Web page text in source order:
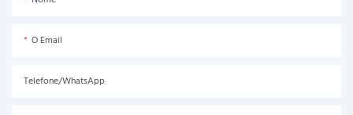
O Email
Telefone/WhatsApp